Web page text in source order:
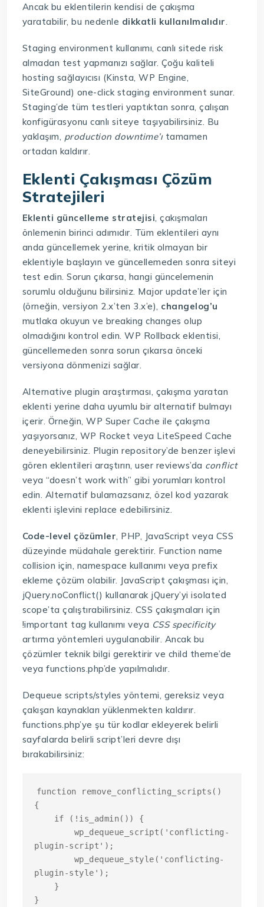
Ancak bu eklentilerin kendisi de çakışma
yaratabilir, bu nedenle dikkatli kullanılmalıdır.
Staging environment kullanımı, canlı sitede risk
almadan test yapmanızı sağlar. Çoğu kaliteli
hosting sağlayıcısı (Kinsta, WP Engine,
SiteGround) one-click staging environment sunar.
Staging’de tüm testleri yaptıktan sonra, çalışan
konfigürasyonu canlı siteye taşıyabilirsiniz. Bu
yaklaşım, production downtime’ıtamamen
ortadan kaldırır.
Eklenti Çakışması Çözüm
Stratejileri
Eklenti güncelleme stratejisi, çakışmaları
önlemenin birinci adımıdır. Tüm eklentileri aynı
anda güncellemek yerine, kritik olmayan bir
eklentiyle başlayın ve güncellemeden sonra siteyi
test edin. Sorun çıkarsa, hangi güncelemenin
sorumlu olduğunu bilirsiniz. Major update’ler için
(örneğin, versiyon 2.x’ten 3.x’e), changelog’u
mutlaka okuyun ve breaking changes olup
olmadığını kontrol edin. WP Rollback eklentisi,
güncellemeden sonra sorun çıkarsa önceki
versiyona dönmenizi sağlar.
Alternative plugin araştırması, çakışma yaratan
eklenti yerine daha uyumlu bir alternatif bulmayı
içerir. Örneğin, WP Super Cache ile çakışma
yaşıyorsanız, WP Rocket veya LiteSpeed Cache
deneyebilirsiniz. Plugin repository’de benzer işlevi
gören eklentileri araştırın, user reviews’da conflict
veya “doesn’t work with” gibi yorumları kontrol
edin. Alternatif bulamazsanız, özel kod yazarak
eklenti işlevini replace edebilirsiniz.
Code-level çözümler, PHP, JavaScript veya CSS
düzeyinde müdahale gerektirir. Function name
collision için, namespace kullanımı veya prefix
ekleme çözüm olabilir. JavaScript çakışması için,
jQuery.noConflict() kullanarak jQuery’yi isolated
scope’ta çalıştırabilirsiniz. CSS çakışmaları için
!important tag kullanımı veya CSS specificity
artırma yöntemleri uygulanabilir. Ancak bu
çözümler teknik bilgi gerektirir ve child theme’de
veya functions.php’de yapılmalıdır.
Dequeue scripts/styles yöntemi, gereksiz veya
çakışan kaynakları yüklenmekten kaldırır.
functions.php’ye şu tür kodlar ekleyerek belirli
sayfalarda belirli script’leri devre dışı
bırakabilirsiniz:
function remove_conflicting_scripts()
{
plugin-script');
plugin-style');
}